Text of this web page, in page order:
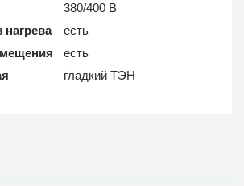
380/400 В
нагрева
есть
есть
гладкий ТЭН